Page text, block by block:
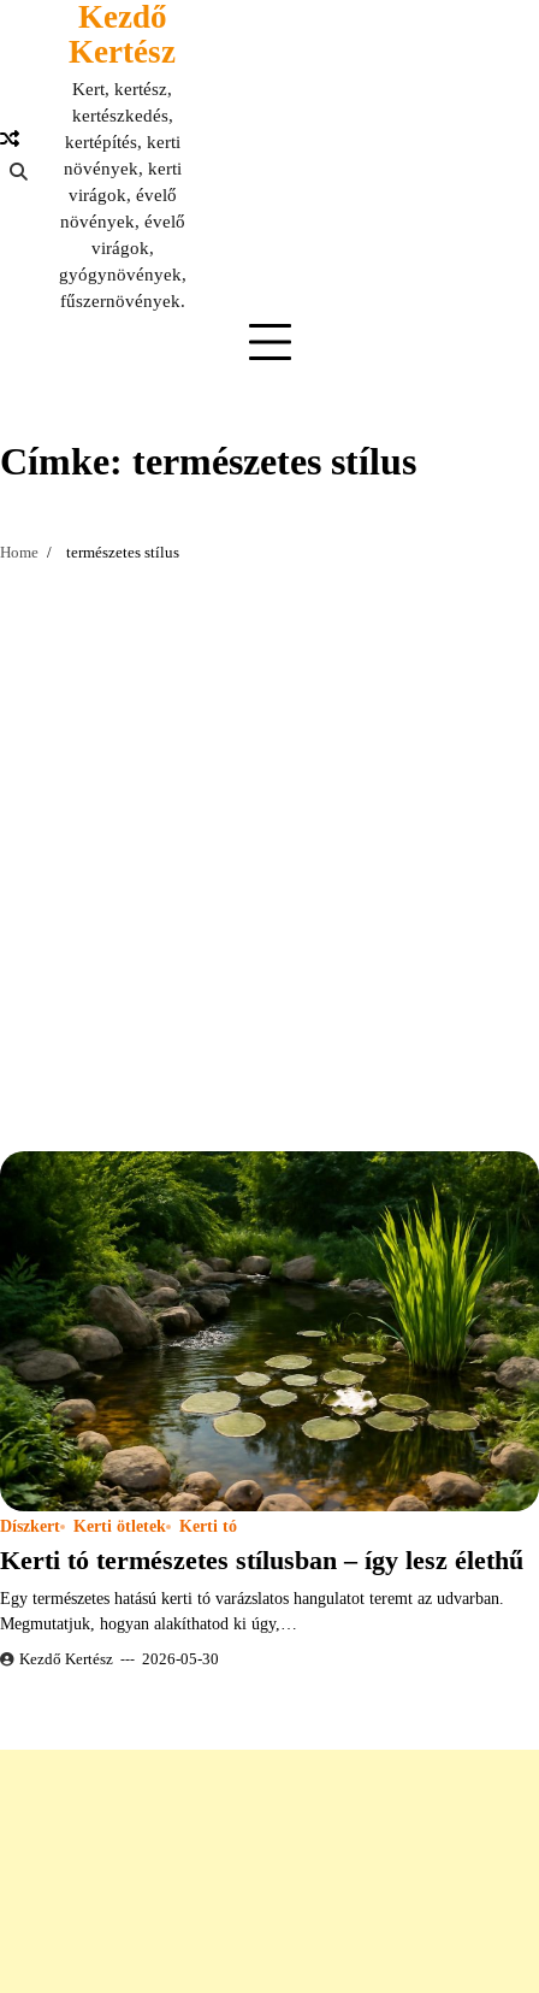
Kezdő
Kertész
Kert, kertész,
kertészkedés,
kertépítés, kerti
növények, kerti
virágok, évelő
növények, évelő
virágok,
gyógynövények,
fűszernövények.
Címke: természetes stílus
Home természetes stílus
Díszkert Kerti ötletek Kerti tó
Kerti tó természetes stílusban – így lesz élethű
Egy természetes hatású kerti tó varázslatos hangulatot teremt az udvarban.
Megmutatjuk, hogyan alakíthatod ki úgy,…
Kezdő Kertész 2026-05-30